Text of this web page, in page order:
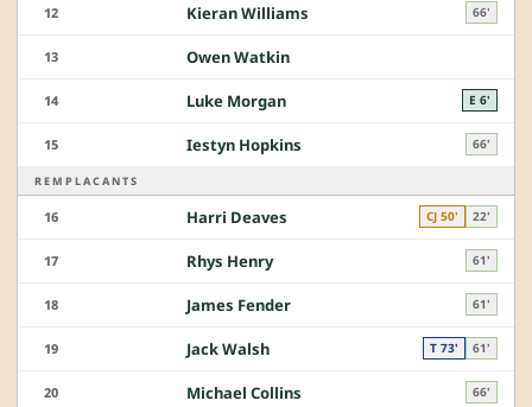
12 Kieran Williams 66'
13 Owen Watkin
14 Luke Morgan E 6'
15 Iestyn Hopkins 66'
REMPLACANTS
16 Harri Deaves CJ 50' 22'
17 Rhys Henry 61'
18 James Fender 61'
19 Jack Walsh T 73' 61'
20 Michael Collins 66'